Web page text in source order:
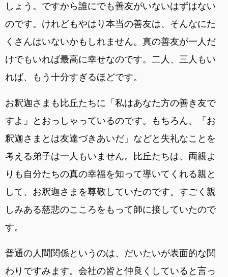
しょう。ですから誰にでも善友がいないはずはない
のです。けれどもやはり本当の善友は、そんなにた
くさんはいないかもしれません。真の善友が一人だ
けでもいれば最高に幸せなのです。二人、三人もい
れば、もう十分すぎるほどです。
お釈迦さまも比丘たちに「私はあなた方の善き友で
すよ」とおっしゃっているのです。もちろん、「お
釈迦さまとは友達づきあいだ」などと失礼なことを
考える弟子は一人もいません。比丘たちは、両親よ
りも自分たちの真の幸福を知って導いてくれる親と
して、お釈迦さまを尊敬していたのです。すごく親
しみある慈悲のこころをもって師に接していたので
す。
普通の人間関係というのは、だいたいが表面的な関
わりですみます。会社の皆と仲良くしていると言っ